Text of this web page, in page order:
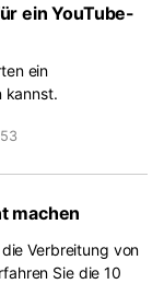
ein YouTube-
ein
kannst.
machen
Verbreitung von
Sie die 10